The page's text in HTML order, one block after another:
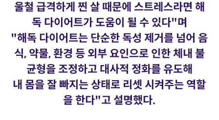
울철 급격하게 찐 살 때문에 스트레스라면 해
독 다이어트가 도움이 될 수 있다"며
"해독 다이어트는 단순한 독성 제거를 넘어 음
식, 약물, 환경 등 외부 요인으로 인한 체내 불
균형을 조정하고 대사적 정화를 유도해
내 몸을 잘 빠지는 상태로 리셋 시켜주는 역할
을 한다"고 설명했다.